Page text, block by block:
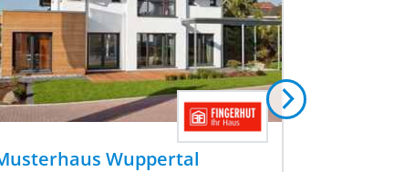
Ausstellungshaus Köln